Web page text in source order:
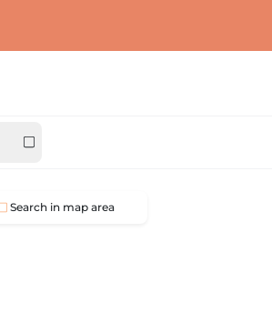
Search in map area